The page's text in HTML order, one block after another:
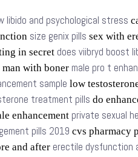
libido and psychological stress
size genix pills sex with
in secret does viibryd boost
man with boner male pro t
sample low
treatment pills do
enhancement private sexual
pills 2019 cvs pharmacy
and after erectile dysfunction